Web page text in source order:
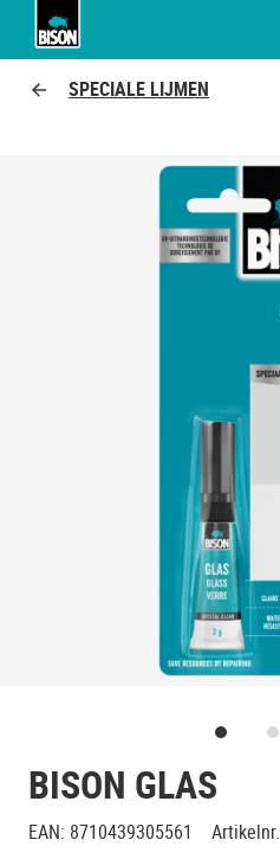
SPECIALE LIJMEN
BISON GLAS
EAN: 8710439305561 Artikelnr.